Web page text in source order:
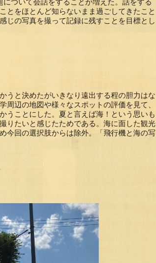
ついて会話をすることが増えた。話をする
とをほとんど知らないまま過ごしてきたこと
じの写真を撮って記録に残すことを目標とし
うと決めたがいきなり遠出する程の胆力はな
辺の地図や様々なスポットの評価を見て、
うことにした。夏と言えば海！という思いも
りたいと感じたためである。海に面した観光
今回の選択肢からは除外。「飛行機と海の写